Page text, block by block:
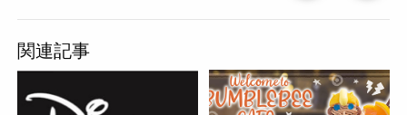
去
の
関連記事